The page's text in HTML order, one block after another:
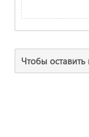
Чтобы